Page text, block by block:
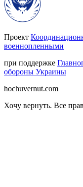
Проект
военнопленными
при поддержке
обороны Украины
hochuvernut.com
Хочу вернуть. Все